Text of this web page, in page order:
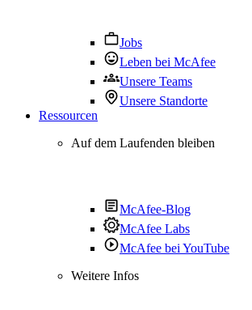
Jobs
Leben bei McAfee
Unsere Teams
Unsere Standorte
Ressourcen
Auf dem Laufenden bleiben
McAfee-Blog
McAfee Labs
McAfee bei YouTube
Weitere Infos